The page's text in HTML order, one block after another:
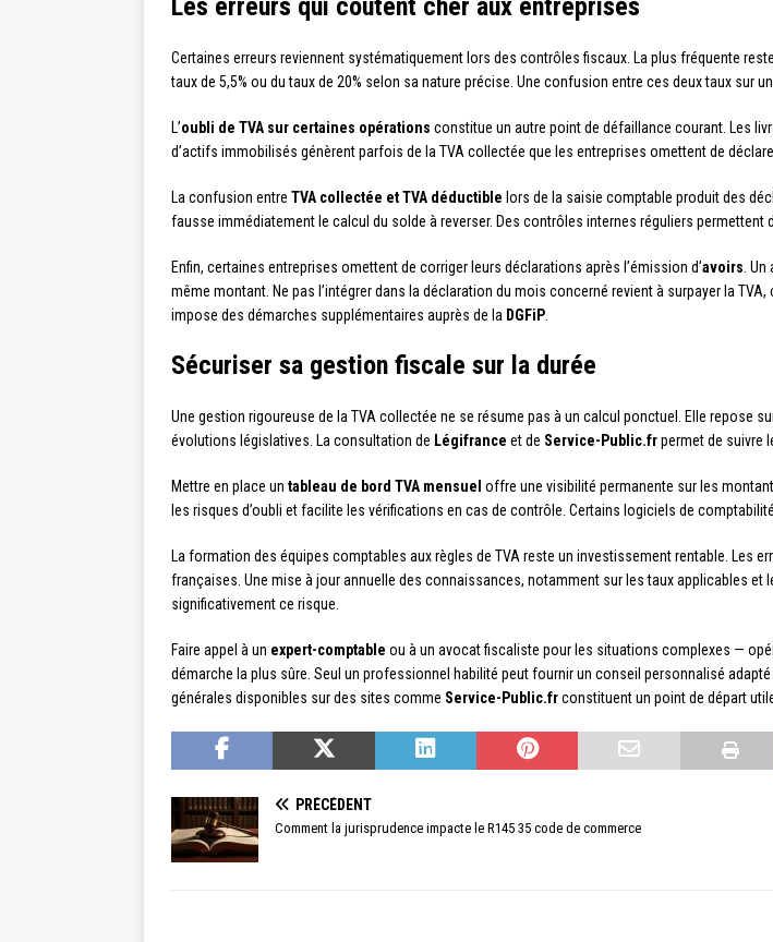
Certaines erreurs reviennent systématiquement lors des contrôles fiscaux. La plus fréquente reste
taux de 5,5% ou du taux de 20% selon sa nature précise. Une confusion entre ces deux taux sur
L’oubli de TVA sur certaines opérations constitue un autre point de défaillance courant. Les
d’actifs immobilisés génèrent parfois de la TVA collectée que les entreprises omettent de
La confusion entre TVA collectée et TVA déductible lors de la saisie comptable produit des
fausse immédiatement le calcul du solde à reverser. Des contrôles internes réguliers permettent
Enfin, certaines entreprises omettent de corriger leurs déclarations après l’émission d’avoirs .
même montant. Ne pas l’intégrer dans la déclaration du mois concerné revient à surpayer la
impose des démarches supplémentaires auprès de la DGFiP
Sécuriser sa gestion fiscale sur la durée
Une gestion rigoureuse de la TVA collectée ne se résume pas à un calcul ponctuel. Elle repose
évolutions législatives. La consultation de Légifrance et de Service-Public.frpermet de suivre
Mettre en place un tableau de bord TVA mensuel offre une visibilité permanente sur les
les risques d’oubli et facilite les vérifications en cas de contrôle. Certains logiciels de
La formation des équipes comptables aux règles de TVA reste un investissement rentable. Les
françaises. Une mise à jour annuelle des connaissances, notamment sur les taux applicables
significativement ce risque.
Faire appel à un expert-comptable ou à un avocat fiscaliste pour les situations complexes —
démarche la plus sûre. Seul un professionnel habilité peut fournir un conseil personnalisé
générales disponibles sur des sites comme Service-Public.frconstituent un point de départ
PRÉCÉDENT
Comment la jurisprudence impacte le R145 35 code de commerce